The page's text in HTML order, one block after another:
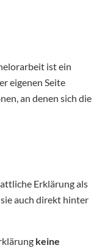
ist ein
eigenen Seite
an denen sich die
Erklärung als
auch direkt hinter
keine